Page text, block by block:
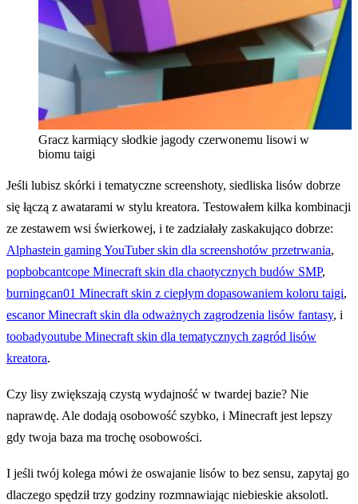
Gracz karmiący słodkie jagody czerwonemu lisowi w
biomu taigi
Jeśli lubisz skórki i tematyczne screenshoty, siedliska lisów dobrze
się łączą z awatarami w stylu kreatora. Testowałem kilka kombinacji
ze zestawem wsi świerkowej, i te zadziałały zaskakująco dobrze:
Alphastein gaming YouTuber skin dla screenshotów przetrwania,
popbobcantcope Minecraft skin dla chaotycznych budów SMP,
burningcan01 Minecraft skin z ciepłym dopasowaniem koloru taigi,
escanor Minecraft skin dla odważnych zagrodzenia lisów fantasy, i
toobadyoutube Minecraft skin dla tematycznych zagród lisów
kreatora.
Czy lisy zwiększają czystą wydajność w twardej bazie? Nie
naprawdę. Ale dodają osobowość szybko, i Minecraft jest lepszy
gdy twoja baza ma trochę osobowości.
I jeśli twój kolega mówi że oswajanie lisów to bez sensu, zapytaj go
dlaczego spędził trzy godziny rozmnawiając niebieskie aksolotl.